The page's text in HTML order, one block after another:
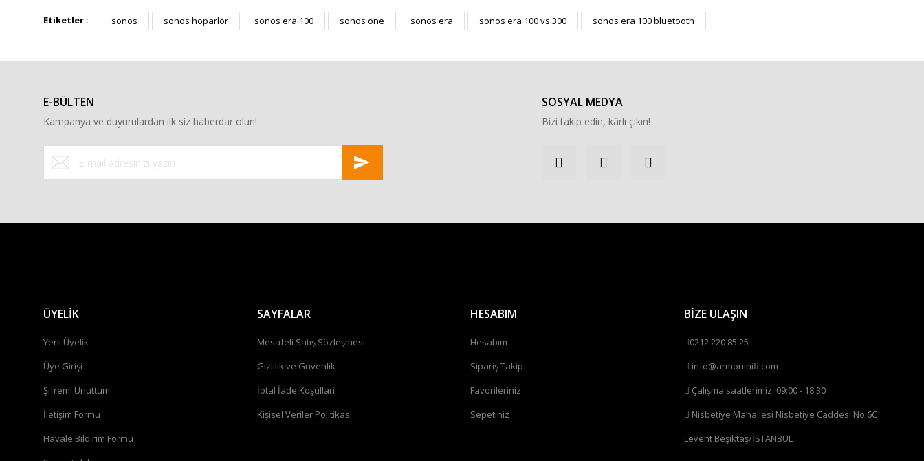
Bu ürüne ilk yorumu siz yapın!
Yorum Yaz
Görüş ve önerileriniz için teşekkür ederiz.
Ürün fiyatı diğer sitelerden daha pahalı.
Bu ürüne benzer farklı alternatifler olmalı.
Etiketler : sonos sonos hoparlör sonos era 100 sonos one sonos era sonos era 100 vs 300 sonos era 100 bluetooth
E-BÜLTEN
Kampanya ve duyurulardan ilk siz haberdar olun!
SOSYAL MEDYA
Bizi takip edin, kârlı çıkın!
ÜYELİK
Yeni Üyelik
Üye Girişi
Şifremi Unuttum
İletişim Formu
Havale Bildirim Formu
SAYFALAR
Mesafeli Satış Sözleşmesi
Gizlilik ve Güvenlik
İptal İade Koşullari
Kişisel Veriler Politikası
HESABIM
Hesabım
Sipariş Takip
Favorileriniz
Sepetiniz
BİZE ULAŞIN
0212 220 85 25
info@armonihifi.com
Çalışma saatlerimiz: 09:00 - 18:30
Nisbetiye Mahallesi Nisbetiye Caddesi No:6C
Levent Beşiktaş/İSTANBUL